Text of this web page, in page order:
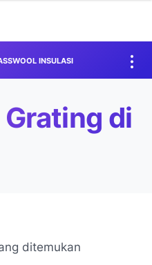
INSULASI
di
ditemukan